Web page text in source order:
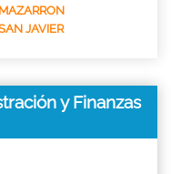
JAVIER
y Finanzas